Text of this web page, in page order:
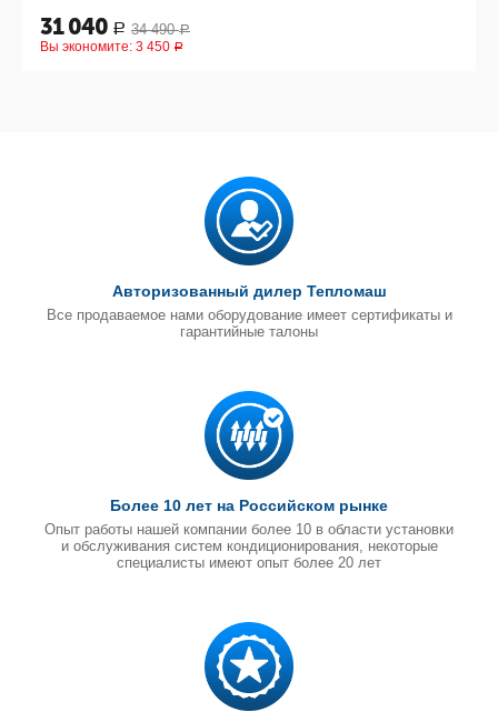
31 040 Р 34 490 Р
Вы экономите: 3 450 Р
Авторизованный дилер Тепломаш
Все продаваемое нами оборудование имеет сертификаты и
гарантийные талоны
Более 10 лет на Российском рынке
Опыт работы нашей компании более 10 в области установки
и обслуживания систем кондиционирования, некоторые
специалисты имеют опыт более 20 лет